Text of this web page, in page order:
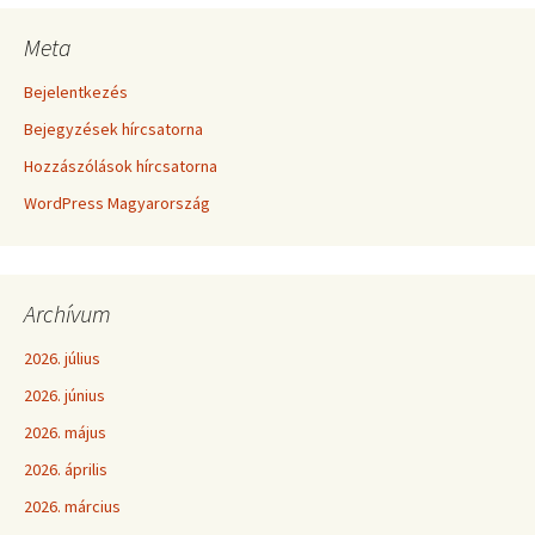
Meta
Bejelentkezés
Bejegyzések hírcsatorna
Hozzászólások hírcsatorna
WordPress Magyarország
Archívum
2026. július
2026. június
2026. május
2026. április
2026. március